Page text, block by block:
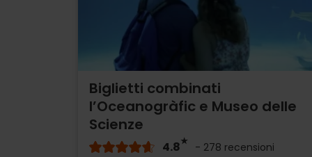
Biglietti combinati
l’Oceanogràfic e Museo delle
Scienze
4.8 - 278 recensioni